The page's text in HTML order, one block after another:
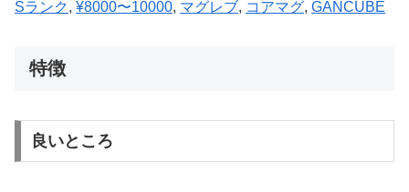
Sランク, ¥8000〜10000, マグレブ, コアマグ, GANCUBE
特徴
良いところ